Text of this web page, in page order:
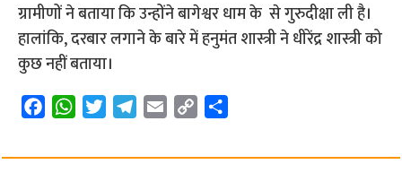
ग्रामीणों ने बताया कि उन्होंने बागेश्वर धाम के से गुरुदीक्षा ली है।
हालांकि, दरबार लगाने के बारे में हनुमंत शास्त्री ने धीरेंद्र शास्त्री को
कुछ नहीं बताया।
c
W
a
i
l
a
p
a